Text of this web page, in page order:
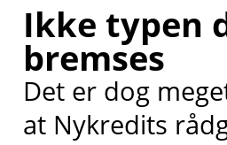
Ikke typen
bremses
Det er dog
at Nykredits